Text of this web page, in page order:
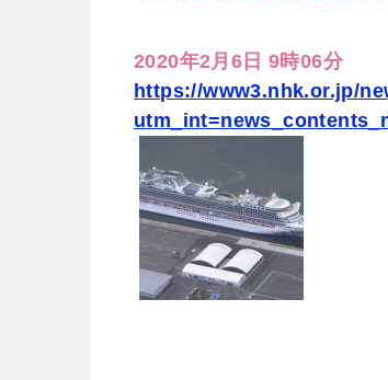
2020年2月6日 9時06分
https://www3.nhk.or.jp/